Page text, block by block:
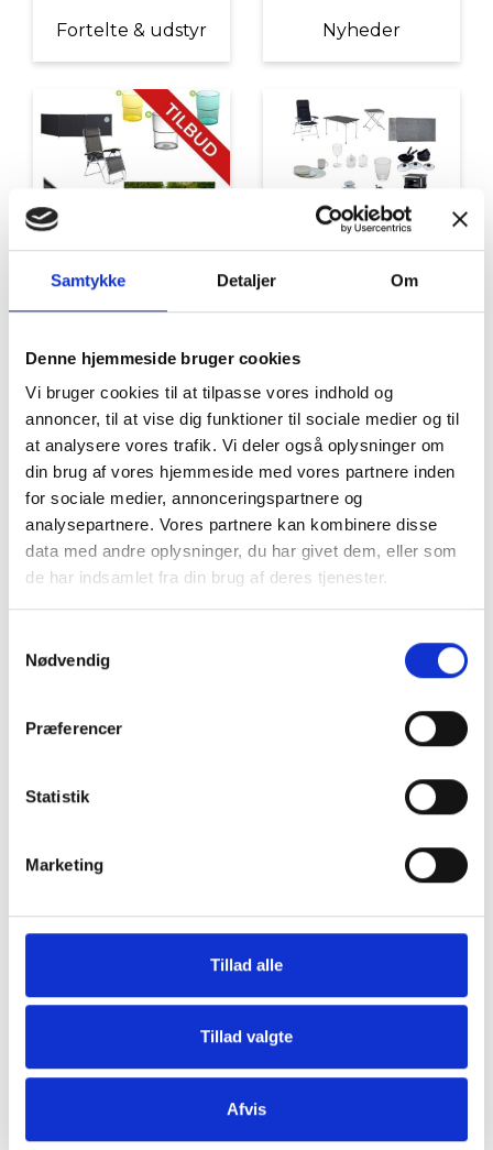
Samtykke Detaljer Om
Denne hjemmeside bruger cookies
Vi bruger cookies til at tilpasse vores indhold og
annoncer, til at vise dig funktioner til sociale medier og til
at analysere vores trafik. Vi deler også oplysninger om
din brug af vores hjemmeside med vores partnere inden
for sociale medier, annonceringspartnere og
analysepartnere. Vores partnere kan kombinere disse
data med andre oplysninger, du har givet dem, eller som
de har indsamlet fra din brug af deres tjenester.
Nødvendig
Præferencer
Statistik
Marketing
Tillad alle
Tillad valgte
Afvis
Fortelte & udstyr Nyheder
Møbler Omnia
Indvendigt Udstyr